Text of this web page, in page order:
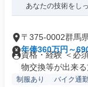
あなたの技術をし
〒375-0002群馬
年俸360万円～
資格・経験 ＜必
物交換等が出来る
制服あり バイク通